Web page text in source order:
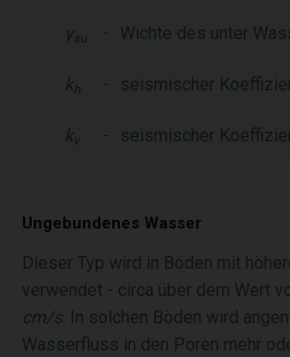
γ su - Wichte des unter
k h - seismischer
k v - seismischer
Ungebundenes Wasser
Dieser Typ wird in Böden mit
verwendet - circa über dem Wert
cm/s. In solchen Böden wird
Wasserfluss in den Poren mehr